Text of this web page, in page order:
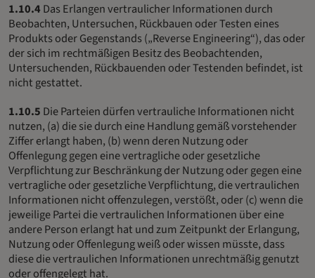
1.10.4 Das Erlangen vertraulicher Informationen durch
Beobachten, Untersuchen, Rückbauen oder Testen eines
Produkts oder Gegenstands („Reverse Engineering“), das oder
der sich im rechtmäßigen Besitz des Beobachtenden,
Untersuchenden, Rückbauenden oder Testenden befindet, ist
nicht gestattet.
1.10.5 Die Parteien dürfen vertrauliche Informationen nicht
nutzen, (a) die sie durch eine Handlung gemäß vorstehender
Ziffer erlangt haben, (b) wenn deren Nutzung oder
Offenlegung gegen eine vertragliche oder gesetzliche
Verpflichtung zur Beschränkung der Nutzung oder gegen eine
vertragliche oder gesetzliche Verpflichtung, die vertraulichen
Informationen nicht offenzulegen, verstößt, oder (c) wenn die
jeweilige Partei die vertraulichen Informationen über eine
andere Person erlangt hat und zum Zeitpunkt der Erlangung,
Nutzung oder Offenlegung weiß oder wissen müsste, dass
diese die vertraulichen Informationen unrechtmäßig genutzt
oder offengelegt hat.